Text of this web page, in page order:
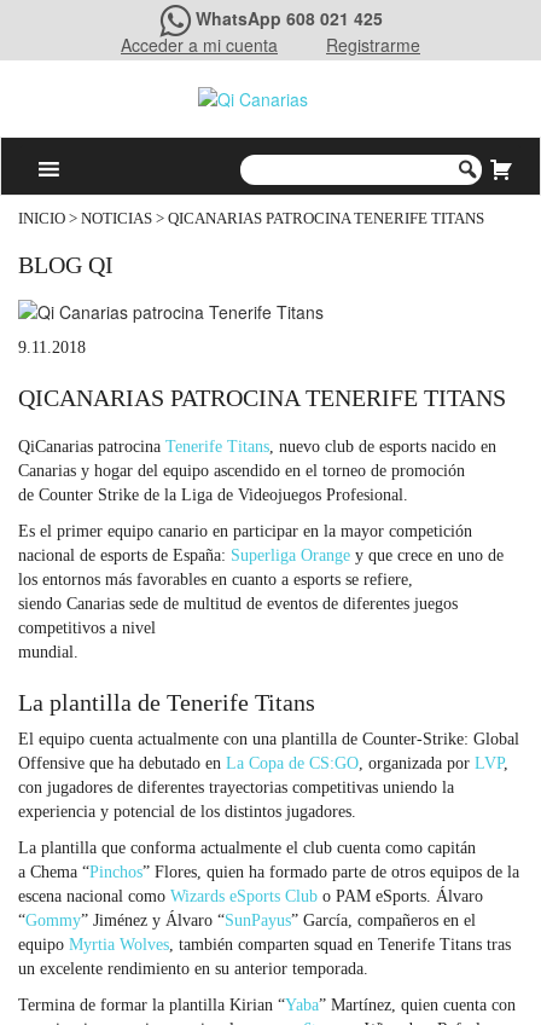
WhatsApp 608 021 425
Acceder a mi cuenta
Registrarme
INICIO > NOTICIAS > QICANARIAS PATROCINA TENERIFE TITANS
BLOG QI
9.11.2018
QICANARIAS PATROCINA TENERIFE TITANS
QiCanarias patrocina Tenerife Titans, nuevo club de esports nacido en
Canarias y hogar del equipo ascendido en el torneo de promoción
de Counter Strike de la Liga de Videojuegos Profesional.
Es el primer equipo canario en participar en la mayor competición
nacional de esports de España: Superliga Orange y que crece en uno de
los entornos más favorables en cuanto a esports se refiere,
siendo Canarias sede de multitud de eventos de diferentes juegos
competitivos a nivel
mundial.
La plantilla de Tenerife Titans
El equipo cuenta actualmente con una plantilla de Counter-Strike: Global
Offensive que ha debutado en La Copa de CS:GO, organizada por LVP,
con jugadores de diferentes trayectorias competitivas uniendo la
experiencia y potencial de los distintos jugadores.
La plantilla que conforma actualmente el club cuenta como capitán
a Chema “Pinchos” Flores, quien ha formado parte de otros equipos de la
escena nacional como Wizards eSports Club o PAM eSports. Álvaro
“Gommy” Jiménez y Álvaro “SunPayus” García, compañeros en el
equipo Myrtia Wolves, también comparten squad en Tenerife Titans tras
un excelente rendimiento en su anterior temporada.
Termina de formar la plantilla Kirian “Yaba” Martínez, quien cuenta con